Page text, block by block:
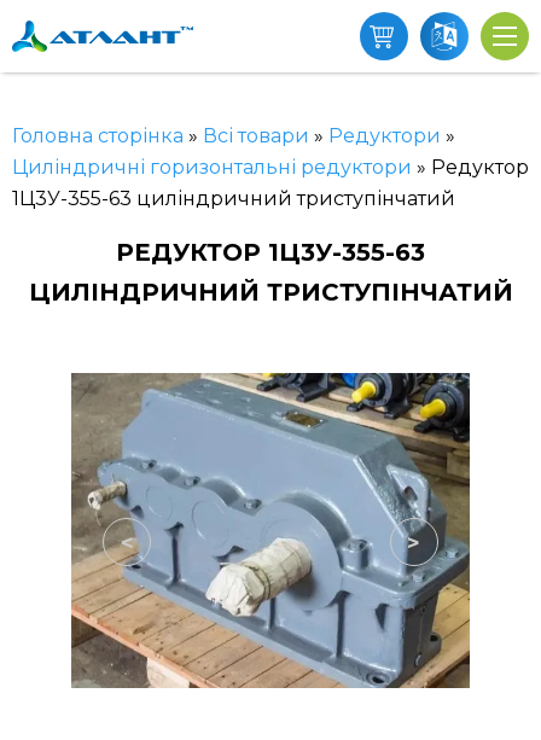
Головна сторінка » Всі товари » Редуктори »
Циліндричні горизонтальні редуктори » Редуктор
1Ц3У-355-63 циліндричний триступінчатий
РЕДУКТОР 1Ц3У-355-63
ЦИЛІНДРИЧНИЙ ТРИСТУПІНЧАТИЙ
< >